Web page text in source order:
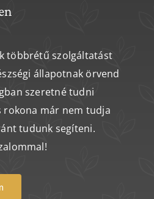
többrétű szolgáltatást
állapotnak örvend
szeretné tudni
rokona már nem tudja
tudunk segíteni.